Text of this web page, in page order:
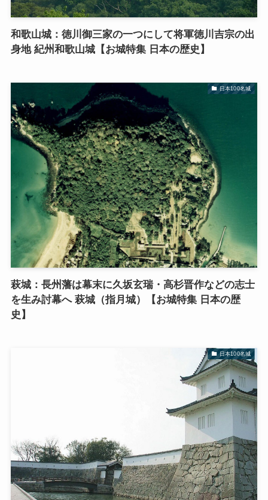
和歌山城：徳川御三家の一つにして将軍徳川吉宗の出
身地 紀州和歌山城【お城特集 日本の歴史】
日本100名城
萩城：長州藩は幕末に久坂玄瑞・高杉晋作などの志士
を生み討幕へ 萩城（指月城）【お城特集 日本の歴
史】
日本100名城